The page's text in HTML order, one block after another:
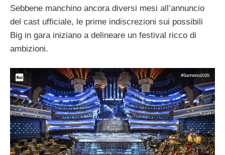
Sebbene manchino ancora diversi mesi all’annuncio
del cast ufficiale, le prime indiscrezioni sui possibili
Big in gara iniziano a delineare un festival ricco di
ambizioni.